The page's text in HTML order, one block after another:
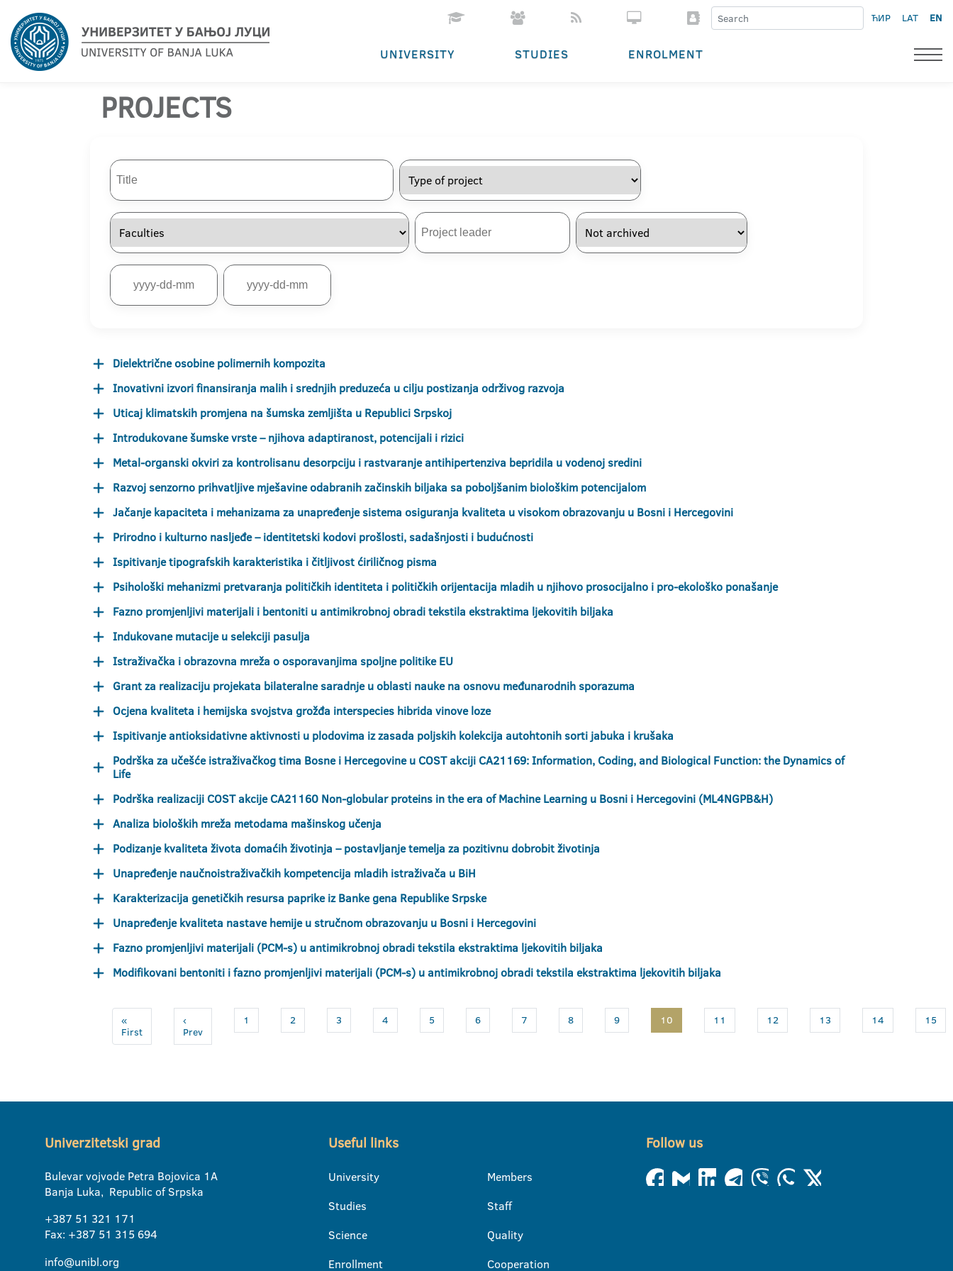
ЋИР LAT EN
UNIVERSITY STUDIES ENROLMENT
PROJECTS
Dielektrične osobine polimernih kompozita
Inovativni izvori finansiranja malih i srednjih preduzeća u cilju postizanja održivog razvoja
Uticaj klimatskih promjena na šumska zemljišta u Republici Srpskoj
Introdukovane šumske vrste – njihova adaptiranost, potencijali i rizici
Metal-organski okviri za kontrolisanu desorpciju i rastvaranje antihipertenziva bepridila u vodenoj sredini
Razvoj senzorno prihvatljive mješavine odabranih začinskih biljaka sa poboljšanim biološkim potencijalom
Jačanje kapaciteta i mehanizama za unapređenje sistema osiguranja kvaliteta u visokom obrazovanju u Bosni i Hercegovini
Prirodno i kulturno nasljeđe – identitetski kodovi prošlosti, sadašnjosti i budućnosti
Ispitivanje tipografskih karakteristika i čitljivost ćiriličnog pisma
Psihološki mehanizmi pretvaranja političkih identiteta i političkih orijentacija mladih u njihovo prosocijalno i pro-ekološko ponašanje
Fazno promjenljivi materijali i bentoniti u antimikrobnoj obradi tekstila ekstraktima ljekovitih biljaka
Indukovane mutacije u selekciji pasulja
Istraživačka i obrazovna mreža o osporavanjima spoljne politike EU
Grant za realizaciju projekata bilateralne saradnje u oblasti nauke na osnovu međunarodnih sporazuma
Ocjena kvaliteta i hemijska svojstva grožđa interspecies hibrida vinove loze
Ispitivanje antioksidativne aktivnosti u plodovima iz zasada poljskih kolekcija autohtonih sorti jabuka i krušaka
Podrška za učešće istraživačkog tima Bosne i Hercegovine u COST akciji CA21169: Information, Coding, and Biological Function: the Dynamics of
Life
Podrška realizaciji COST akcije CA21160 Non-globular proteins in the era of Machine Learning u Bosni i Hercegovini (ML4NGPB&H)
Analiza bioloških mreža metodama mašinskog učenja
Podizanje kvaliteta života domaćih životinja – postavljanje temelja za pozitivnu dobrobit životinja
Unapređenje naučnoistraživačkih kompetencija mladih istraživača u BiH
Karakterizacija genetičkih resursa paprike iz Banke gena Republike Srpske
Unapređenje kvaliteta nastave hemije u stručnom obrazovanju u Bosni i Hercegovini
Fazno promjenljivi materijali (PCM-s) u antimikrobnoj obradi tekstila ekstraktima ljekovitih biljaka
Modifikovani bentoniti i fazno promjenljivi materijali (PCM-s) u antimikrobnoj obradi tekstila ekstraktima ljekovitih biljaka
«
First
‹
Prev
1 2 3 4 5 6 7 8 9 10 11 12 13 14 15
Univerzitetski grad
Bulevar vojvode Petra Bojovica 1A
Banja Luka, Republic of Srpska
+387 51 321 171
Fax: +387 51 315 694
info@unibl.org
Useful links
University
Studies
Science
Enrollment
Members
Staff
Quality
Cooperation
Follow us